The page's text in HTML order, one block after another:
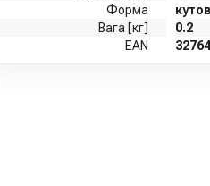
Форма
Вага [кг]
0.2
EAN